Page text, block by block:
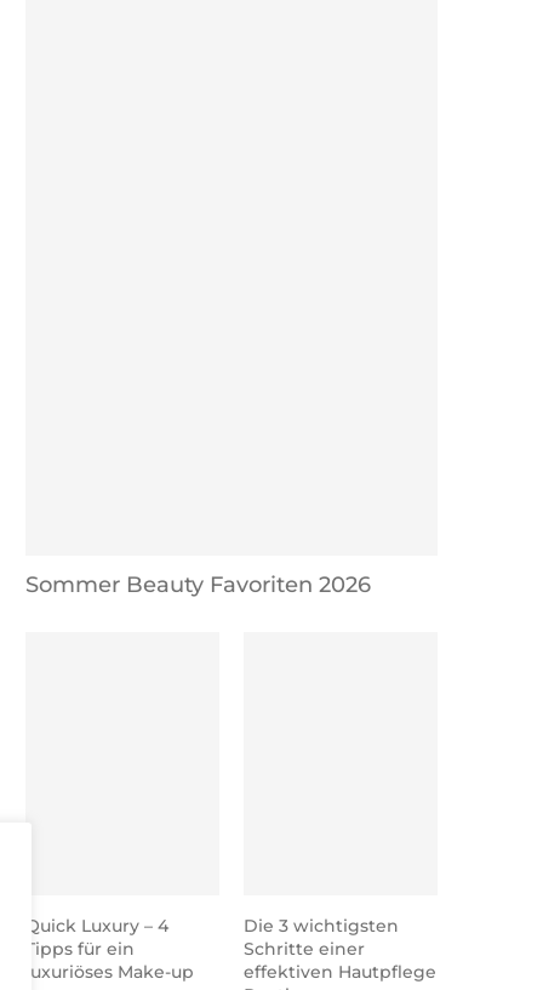
Sommer Beauty Favoriten 2026
Quick Luxury – 4
Tipps für ein
luxuriöses Make-up
Die 3 wichtigsten
Schritte einer
effektiven Hautpflege